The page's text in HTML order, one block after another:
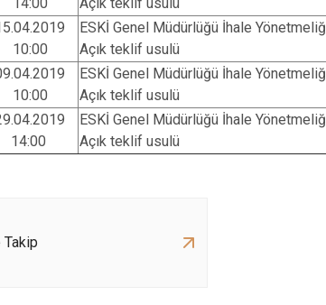
10:00
ESKİ Genel Müdürlüğü İhale
Açık teklif usulü
10:00
ESKİ Genel Müdürlüğü İhale
Açık teklif usulü
14:00
ESKİ Genel Müdürlüğü İhale
Açık teklif usulü
Takip